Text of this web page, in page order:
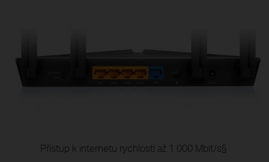
Přístup k internetu rychlostí až 1 000 Mbit/s§